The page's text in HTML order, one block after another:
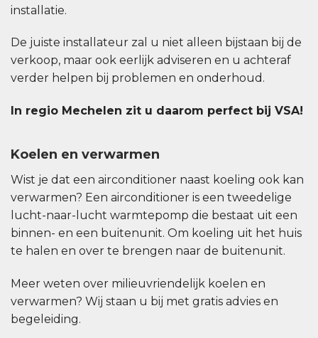
installatie.
De juiste installateur zal u niet alleen bijstaan bij de
verkoop, maar ook eerlijk adviseren en u achteraf
verder helpen bij problemen en onderhoud.
In regio Mechelen zit u daarom perfect bij VSA!
Koelen en verwarmen
Wist je dat een airconditioner naast koeling ook kan
verwarmen? Een airconditioner is een tweedelige
lucht-naar-lucht warmtepomp die bestaat uit een
binnen- en een buitenunit. Om koeling uit het huis
te halen en over te brengen naar de buitenunit.
Meer weten over milieuvriendelijk koelen en
verwarmen? Wij staan u bij met gratis advies en
begeleiding.